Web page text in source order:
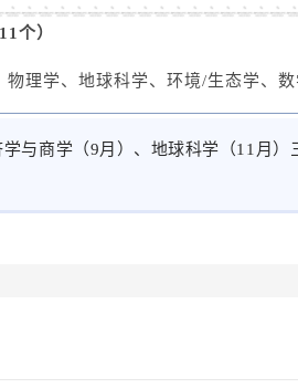
个）
理学、地球科学、环境/生态学、
与商学（9月）、地球科学（11月）